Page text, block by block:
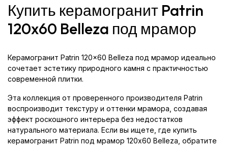
Купить керамогранит Patrin
120x60 Belleza под мрамор
Керамогранит Patrin 120x60 Belleza под мрамор идеально
сочетает эстетику природного камня с практичностью
современной плитки.
Эта коллекция от проверенного производителя Patrin
воспроизводит текстуру и оттенки мрамора, создавая
эффект роскошного интерьера без недостатков
натурального материала. Если вы ищете, где купить
керамогранит Patrin под мрамор 120x60 Belleza, обратите